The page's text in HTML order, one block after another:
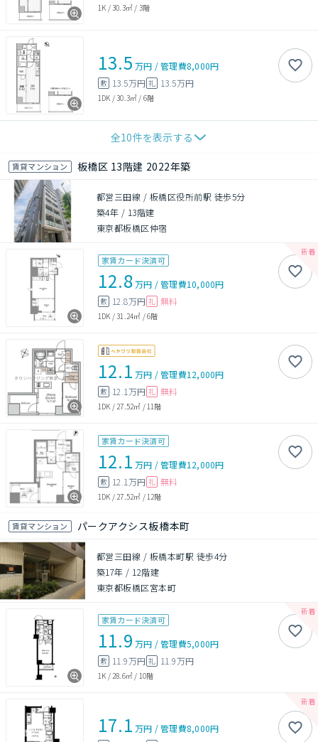
1K /30.3㎡ / 3階
13.5 万円 /管理費8,000円
敷 13.5万円 礼 13.5万円
1DK /30.3㎡ / 6階
全10件を表示する
賃貸マンション 板橋区 13階建 2022年築
都営三田線 / 板橋区役所前駅 徒歩5分
築4年 / 13階建
東京都板橋区仲宿
家賃カード決済可
12.8万円 /管理費10,000円
敷 12.8万円 礼 無料
1DK /31.24㎡ /6階
12.1 万円 /管理費12,000円
敷 12.1万円 礼 無料
1DK /27.52㎡ /11階
家賃カード決済可
12.1 万円 /管理費12,000円
敷 12.1万円 礼 無料
1DK /27.52㎡ /12階
賃貸マンション パークアクシス板橋本町
都営三田線 / 板橋本町駅 徒歩4分
築17年 / 12階建
東京都板橋区宮本町
家賃カード決済可
11.9 万円 /管理費5,000円
敷 11.9万円 礼 11.9万円
1K /28.6㎡ / 10階
17.1 万円 /管理費8,000円